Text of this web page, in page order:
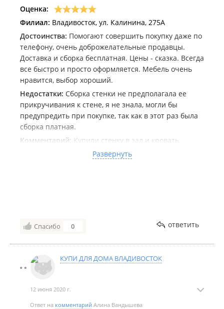
Оценка:
Филиал: Владивосток, ул. Калинина, 275А
Достоинства: Помогают совершить покупку даже по
телефону, очень доброжелательные продавцы.
Доставка и сборка бесплатная. Цены - сказка. Всегда
все быстро и просто оформляется. Мебель очень
нравится, выбор хороший.
Недостатки: Сборка стенки не предполагала ее
прикручивания к стене, я не знала, могли бы
предупредить при покупке, так как в этот раз была
сборка платная.
Комментарий: Купили стенку в зал и кровать.
Правда на фото вы увидете кровать 1.6 с матрасом
1.4) просто ещё не успели обновить матрас.
недели и к нам домой, не поднимая при этом цену.
по два месяца, а в наличии нет, хотя их сайты
пестрят об обратном. В общем, мы очень любим
Развернуть
Спасибо 0 ответить
КУПИ ДЛЯ ДОМА ВЛАДИВОСТОК
12 июня 2020 г.
Ответ на комментарий Алина Вандышева